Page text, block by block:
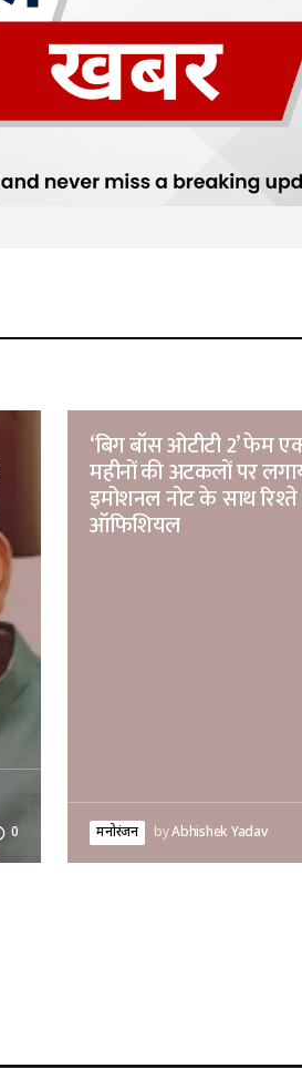
0
‘बिग बॉस ओटीटी 2’ फेम
महीनों की अटकलों पर
इमोशनल नोट के साथ
ऑफिशियल
मनोरंजन byAbhishek Yadav